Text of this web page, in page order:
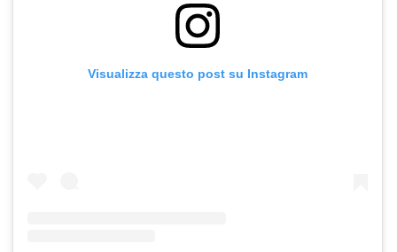
Visualizza questo post su Instagram